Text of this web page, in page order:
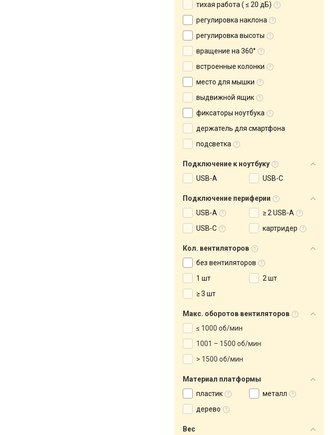
тихая работа ( ≤ 20 дБ)
регулировка наклона
регулировка высоты
вращение на 360°
встроенные колонки
место для мышки
выдвижной ящик
фиксаторы ноутбука
держатель для смартфона
подсветка
Подключение к ноутбуку
USB-A
USB-C
Подключение периферии
USB-A
≥ 2 USB-A
USB-C
картридер
Кол. вентиляторов
без вентиляторов
1 шт
2 шт
≥ 3 шт
Макс. оборотов вентиляторов
≤ 1000 об/мин
1001 – 1500 об/мин
> 1500 об/мин
Материал платформы
пластик
металл
дерево
Вес